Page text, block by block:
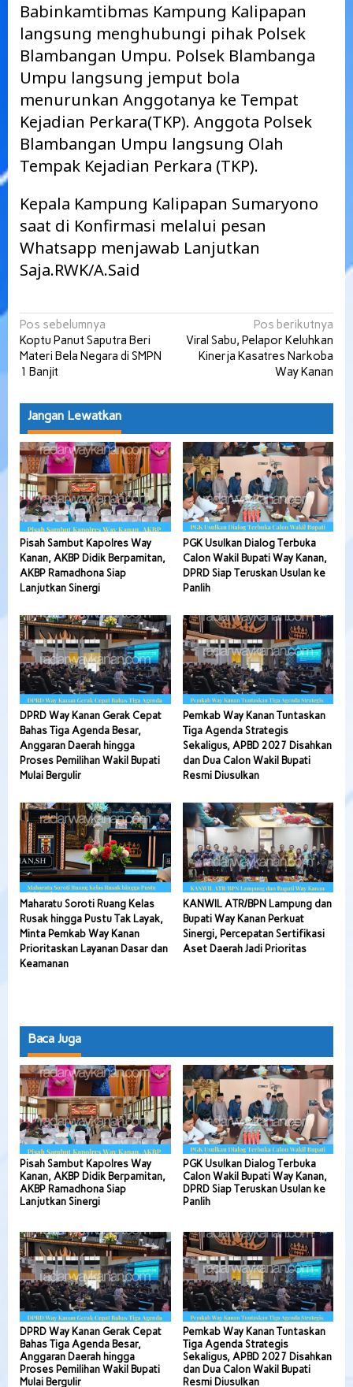
Babinkamtibmas Kampung Kalipapan
langsung menghubungi pihak Polsek
Blambangan Umpu. Polsek Blambanga
Umpu langsung jemput bola
menurunkan Anggotanya ke Tempat
Kejadian Perkara(TKP). Anggota Polsek
Blambangan Umpu langsung Olah
Tempak Kejadian Perkara (TKP).
Kepala Kampung Kalipapan Sumaryono
saat di Konfirmasi melalui pesan
Whatsapp menjawab Lanjutkan
Saja.RWK/A.Said
Navigasi
pos
Pos sebelumnya
Koptu Panut Saputra Beri
Materi Bela Negara di SMPN
1 Banjit
Pos berikutnya
Viral Sabu, Pelapor Keluhkan
Kinerja Kasatres Narkoba
Way Kanan
Jangan Lewatkan
Pisah Sambut Kapolres Way
Kanan, AKBP Didik Berpamitan,
AKBP Ramadhona Siap
Lanjutkan Sinergi
PGK Usulkan Dialog Terbuka
Calon Wakil Bupati Way Kanan,
DPRD Siap Teruskan Usulan ke
Panlih
DPRD Way Kanan Gerak Cepat
Bahas Tiga Agenda Besar,
Anggaran Daerah hingga
Proses Pemilihan Wakil Bupati
Mulai Bergulir
Pemkab Way Kanan Tuntaskan
Tiga Agenda Strategis
Sekaligus, APBD 2027 Disahkan
dan Dua Calon Wakil Bupati
Resmi Diusulkan
Maharatu Soroti Ruang Kelas
Rusak hingga Pustu Tak Layak,
Minta Pemkab Way Kanan
Prioritaskan Layanan Dasar dan
Keamanan
KANWIL ATR/BPN Lampung dan
Bupati Way Kanan Perkuat
Sinergi, Percepatan Sertifikasi
Aset Daerah Jadi Prioritas
Baca Juga
Pisah Sambut Kapolres Way
Kanan, AKBP Didik Berpamitan,
AKBP Ramadhona Siap
Lanjutkan Sinergi
PGK Usulkan Dialog Terbuka
Calon Wakil Bupati Way Kanan,
DPRD Siap Teruskan Usulan ke
Panlih
DPRD Way Kanan Gerak Cepat
Bahas Tiga Agenda Besar,
Anggaran Daerah hingga
Proses Pemilihan Wakil Bupati
Mulai Bergulir
Pemkab Way Kanan Tuntaskan
Tiga Agenda Strategis
Sekaligus, APBD 2027 Disahkan
dan Dua Calon Wakil Bupati
Resmi Diusulkan